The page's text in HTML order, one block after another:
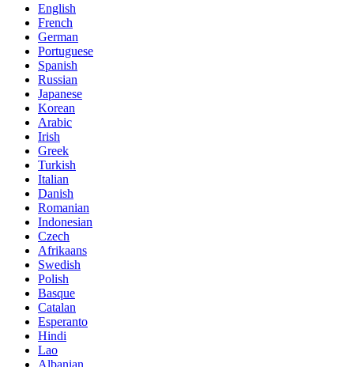
English
French
German
Portuguese
Spanish
Russian
Japanese
Korean
Arabic
Irish
Greek
Turkish
Italian
Danish
Romanian
Indonesian
Czech
Afrikaans
Swedish
Polish
Basque
Catalan
Esperanto
Hindi
Lao
Albanian